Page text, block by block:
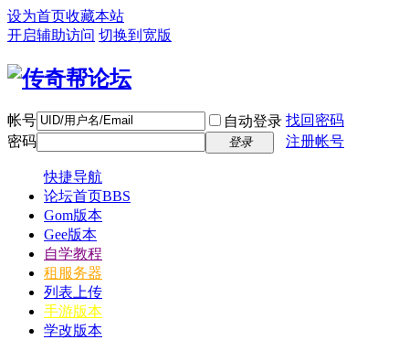
设为首页收藏本站
开启辅助访问 切换到宽版
帐号 自动登录 找回密码
密码
登录 注册帐号
快捷导航
论坛首页BBS
Gom版本
Gee版本
自学教程
租服务器
列表上传
手游版本
学改版本